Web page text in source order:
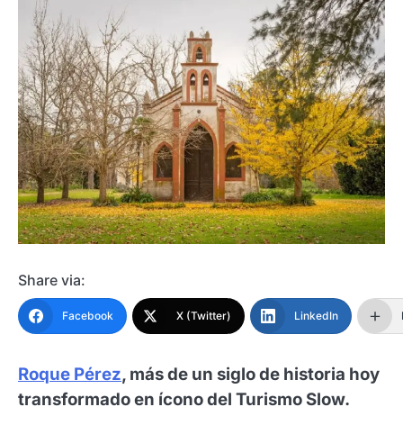
Share via:
Facebook X (Twitter) LinkedIn
Roque Pérez, más de un siglo de historia hoy
transformado en ícono del Turismo Slow.